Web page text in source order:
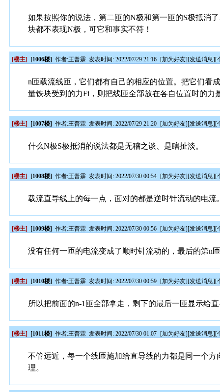
如果按照你的说法，第二匝的N极和第一匝的S极抵消
块都不表现N极，可它和事实不符！
[楼主] [1006楼] 作者:王普霖 发表时间: 2022/07/29 21:16 [加为好友][发送消息][
n匝载流线匝，它们都有自己的相应的位置。把它们看
量铁块受到的力Fi，则把线匝全部放在各自位置时的
[楼主] [1007楼] 作者:王普霖 发表时间: 2022/07/29 21:20 [加为好友][发送消息][
什么N极S极抵消的说法都是无稽之谈、是瞎扯淡。
[楼主] [1008楼] 作者:王普霖 发表时间: 2022/07/30 00:54 [加为好友][发送消息][
载流直导线上的每一点，面对的都是逆时针流动的电
[楼主] [1009楼] 作者:王普霖 发表时间: 2022/07/30 00:56 [加为好友][发送消息][
没有任何一匝的电流变成了顺时针流动的，最后的第n
[楼主] [1010楼] 作者:王普霖 发表时间: 2022/07/30 00:59 [加为好友][发送消息][
所以把前面的n-1匝全部拿走，剩下的最后一匝显示给
[楼主] [1011楼] 作者:王普霖 发表时间: 2022/07/30 01:07 [加为好友][发送消息][
不管远近，每一个线匝施加给直导线的力都是同一个
理。